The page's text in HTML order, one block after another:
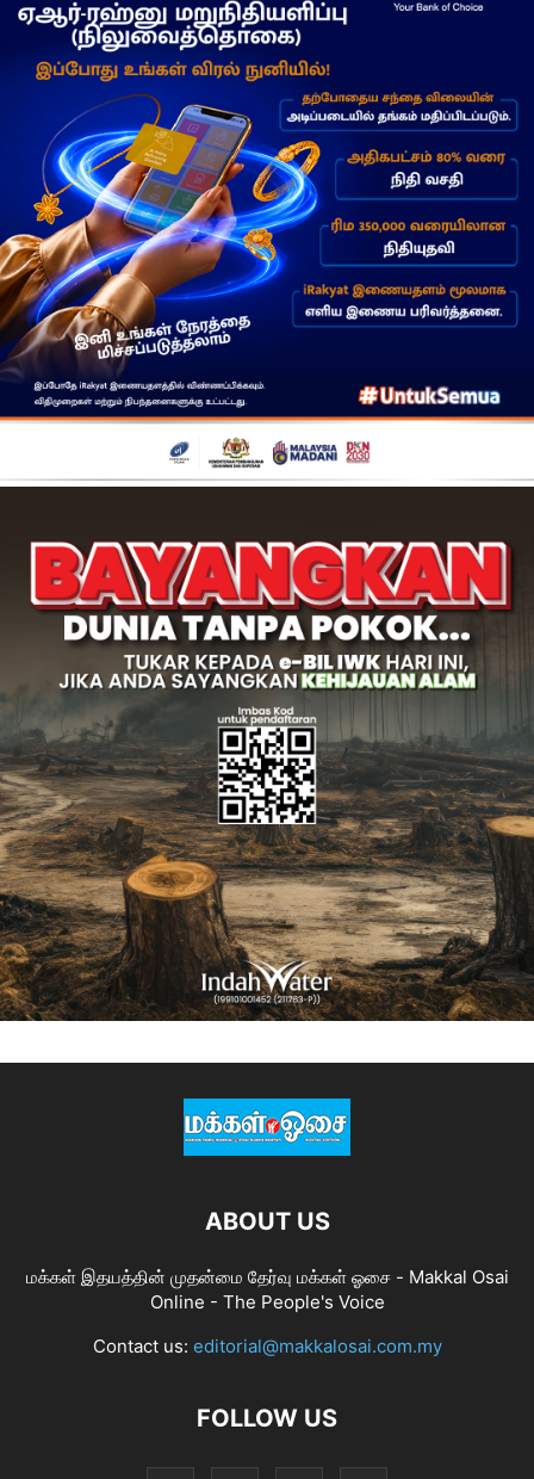
ABOUT US
மக்கள் இதயத்தின் முதன்மை தேர்வு மக்கள் ஓசை - Makkal Osai
Online - The People's Voice
Contact us: editorial@makkalosai.com.my
FOLLOW US